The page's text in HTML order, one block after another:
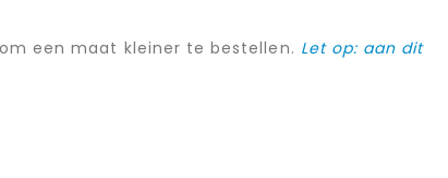
een maat kleiner te bestellen. Let op: aan dit